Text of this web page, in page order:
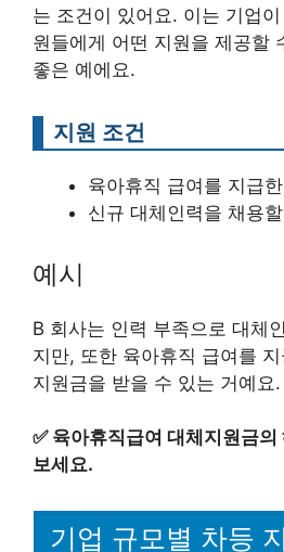
는 조건이 있어요. 이는 기업
원들에게 어떤 지원을 제공할
좋은 예에요.
지원 조건
육아휴직 급여를 지급
신규 대체인력을 채용
예시
B 회사는 인력 부족으로 대체
지만, 또한 육아휴직 급여를
지원금을 받을 수 있는 거예요.
✅ 육아휴직급여 대체지원금
보세요.
기업 규모별 차등